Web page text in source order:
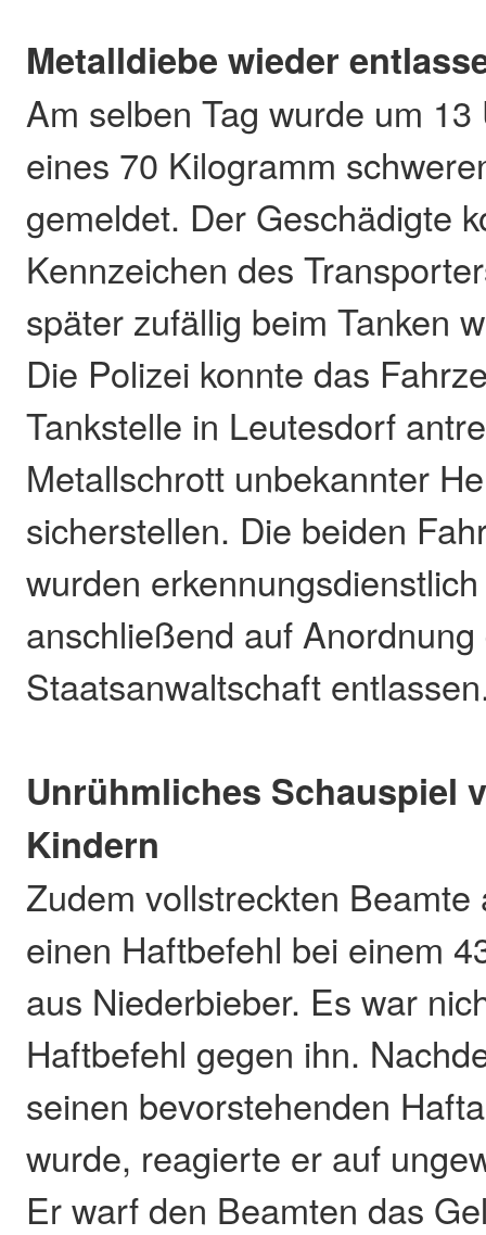
Metalldiebe wieder
Am selben Tag wurde um
eines 70 Kilogramm
gemeldet. Der Geschädigte
Kennzeichen des
später zufällig beim Tanken
Die Polizei konnte das
Tankstelle in Leutesdorf
Metallschrott unbekannter
sicherstellen. Die beiden
wurden
anschließend auf Anordnung
Staatsanwaltschaft
Unrühmliches Schauspiel
Kindern
Zudem vollstreckten Beamte
einen Haftbefehl bei einem
aus Niederbieber. Es war
Haftbefehl gegen ihn.
seinen bevorstehenden
wurde, reagierte er auf
Er warf den Beamten das